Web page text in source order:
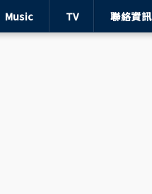
Music TV 聯絡資訊